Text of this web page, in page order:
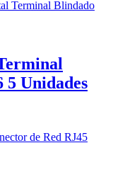
5 Unidades